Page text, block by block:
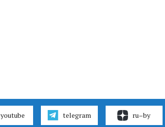
youtube telegram ru–by